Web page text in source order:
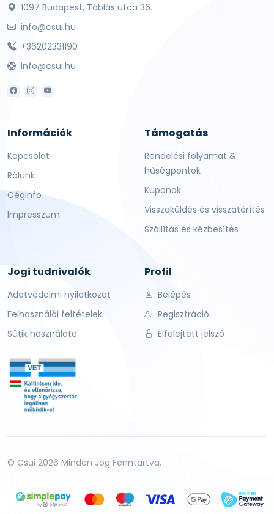
1097 Budapest, Táblás utca 36.
info@csui.hu
+36202331190
info@csui.hu
Információk
Kapcsolat
Rólunk
Céginfo
Impresszum
Támogatás
Rendelési folyamat &
hűségpontok
Kuponok
Visszaküldés és visszatérítés
Szállítás és kézbesítés
Jogi tudnivalók
Adatvédelmi nyilatkozat
Felhasználói feltételek.
Sütik használata
Profil
Belépés
Regisztráció
Elfelejtett jelszó
© Csui 2026 Minden Jog Fenntartva.